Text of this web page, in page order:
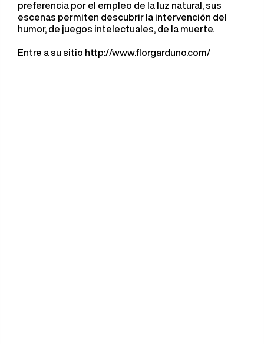
preferencia por el empleo de la luz natural, sus
escenas permiten descubrir la intervención del
humor, de juegos intelectuales, de la muerte.
Entre a su sitio http://www.florgarduno.com/